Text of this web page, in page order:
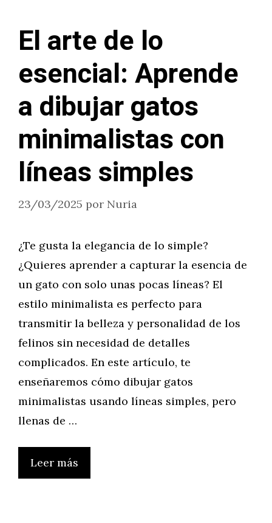
El arte de lo
esencial: Aprende
a dibujar gatos
minimalistas con
líneas simples
23/03/2025 por Nuria
¿Te gusta la elegancia de lo simple?
¿Quieres aprender a capturar la esencia de
un gato con solo unas pocas líneas? El
estilo minimalista es perfecto para
transmitir la belleza y personalidad de los
felinos sin necesidad de detalles
complicados. En este artículo, te
enseñaremos cómo dibujar gatos
minimalistas usando líneas simples, pero
llenas de …
Leer más